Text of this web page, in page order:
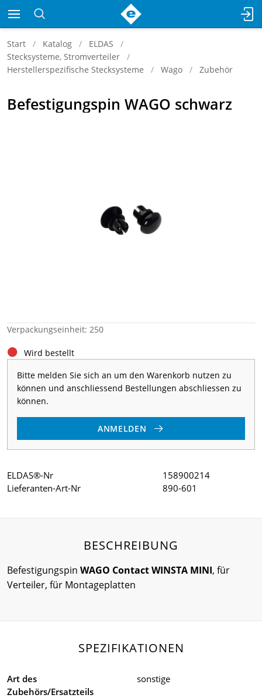
Start Katalog
ELDAS
Stecksysteme, Stromverteiler
Herstellerspezifische Stecksysteme
Wago Zubehör
Befestigungspin WAGO schwarz
Verpackungseinheit: 250
Wird bestellt
Bitte melden Sie sich an um den Warenkorb nutzen zu
können und anschliessend Bestellungen abschliessen zu
können.
ANMELDEN
ELDAS®-Nr
158900214
Lieferanten-Art-Nr
890-601
BESCHREIBUNG
Befestigungspin WAGO Contact WINSTA MINI, für
Verteiler, für Montageplatten
SPEZIFIKATIONEN
Art des
Zubehörs/Ersatzteils
sonstige